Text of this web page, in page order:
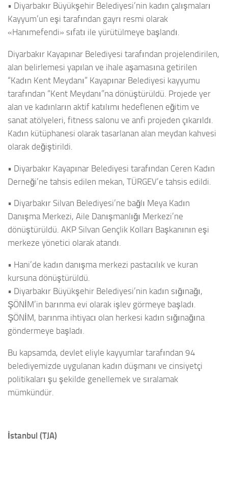
• Diyarbakır Büyükşehir Belediyesi’nin kadın çalışmaları
Kayyum’un eşi tarafından gayrı resmi olarak
«Hanımefendi» sıfatı ile yürütülmeye başlandı.
Diyarbakır Kayapınar Belediyesi tarafından projelendirilen,
alan belirlemesi yapılan ve ihale aşamasına getirilen
“Kadın Kent Meydanı” Kayapınar Belediyesi kayyumu
tarafından “Kent Meydanı”na dönüştürüldü. Projede yer
alan ve kadınların aktif katılımı hedeflenen eğitim ve
sanat atölyeleri, fitness salonu ve anfi projeden çıkarıldı.
Kadın kütüphanesi olarak tasarlanan alan meydan kahvesi
olarak değiştirildi.
• Diyarbakır Kayapınar Belediyesi tarafından Ceren Kadın
Derneği’ne tahsis edilen mekan, TÜRGEV’e tahsis edildi.
• Diyarbakır Silvan Belediyesi’ne bağlı Meya Kadın
Danışma Merkezi, Aile Danışmanlığı Merkezi’ne
dönüştürüldü. AKP Silvan Gençlik Kolları Başkanının eşi
merkeze yönetici olarak atandı.
• Hani’de kadın danışma merkezi pastacılık ve kuran
kursuna dönüştürüldü.
• Diyarbakır Büyükşehir Belediyesi’nin kadın sığınağı,
ŞÖNİM’in barınma evi olarak işlev görmeye başladı.
ŞÖNİM, barınma ihtiyacı olan herkesi kadın sığınağına
göndermeye başladı.
Bu kapsamda, devlet eliyle kayyumlar tarafından 94
belediyemizde uygulanan kadın düşmanı ve cinsiyetçi
politikaları şu şekilde genellemek ve sıralamak
mümkündür.
İstanbul (TJA)